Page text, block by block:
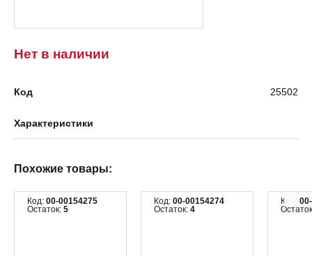
Нет в наличии
Код 25502
Характеристики
Похожие товары:
Код: 00-00154275
Остаток: 5
Код: 00-00154274
Остаток: 4
Код: